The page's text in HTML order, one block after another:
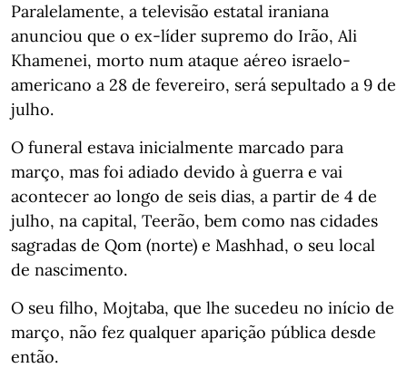
Paralelamente, a televisão estatal iraniana
anunciou que o ex-líder supremo do Irão, Ali
Khamenei, morto num ataque aéreo israelo-
americano a 28 de fevereiro, será sepultado a 9 de
julho.
O funeral estava inicialmente marcado para
março, mas foi adiado devido à guerra e vai
acontecer ao longo de seis dias, a partir de 4 de
julho, na capital, Teerão, bem como nas cidades
sagradas de Qom (norte) e Mashhad, o seu local
de nascimento.
O seu filho, Mojtaba, que lhe sucedeu no início de
março, não fez qualquer aparição pública desde
então.